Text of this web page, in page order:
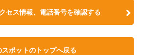
セス情報、電話番号を確認する
スポットのトップへ戻る